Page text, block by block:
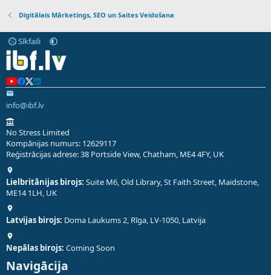
Digitālais Mārketings, SEO un Saites Veidošana
Sīkfaili
info@ibf.lv
No Stress Limited
Kompānijas numurs: 12629117
Reģistrācijas adrese: 38 Portside View, Chatham, ME4 4FY, UK
Lielbritānijas birojs: Suite M6, Old Library, St Faith Street, Maidstone,
ME14 1LH, UK
Latvijas birojs: Doma Laukums 2, Rīga, LV-1050, Latvija
Nepālas birojs: Coming Soon
Navigācija